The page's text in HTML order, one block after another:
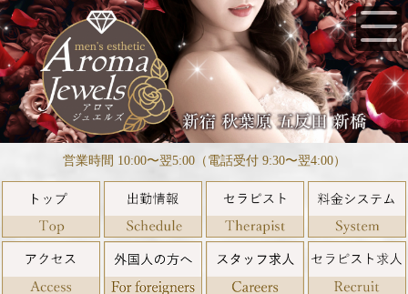
営業時間 10:00〜翌5:00（電話受付 9:30〜翌4:00）